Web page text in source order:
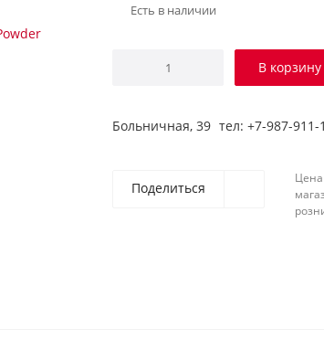
Есть в наличии
В корзину
Больничная, 39 тел: +7-987-911-
Поделиться
Цена